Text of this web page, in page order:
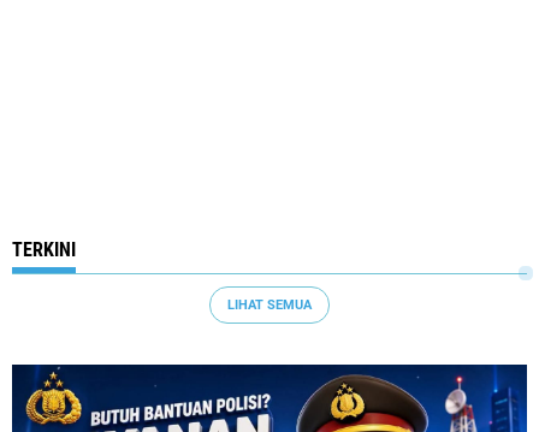
TERKINI
LIHAT SEMUA